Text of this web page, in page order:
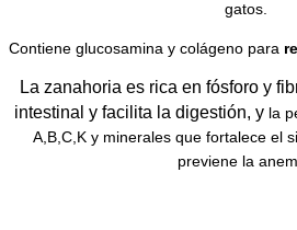
gatos.
Contiene glucosamina y colágeno para
La zanahoria es rica en fósforo y
intestinal y facilita la digestión, yla
A,B,C,K y minerales que fortalece el
previene la